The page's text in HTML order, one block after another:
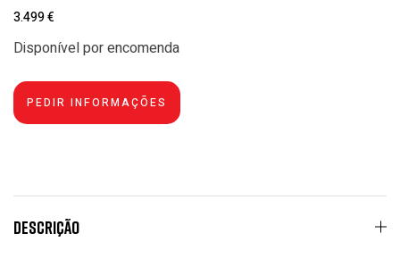
3.499€
Disponível por encomenda
Descrição